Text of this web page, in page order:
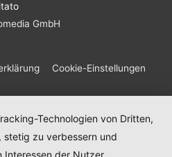
GmbH
Cookie-Einstellungen
Technologien von Dritten,
stetig zu verbessern und
Interessen der Nutzer